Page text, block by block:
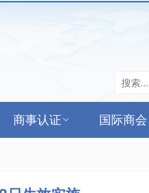
商事认证 国际商会